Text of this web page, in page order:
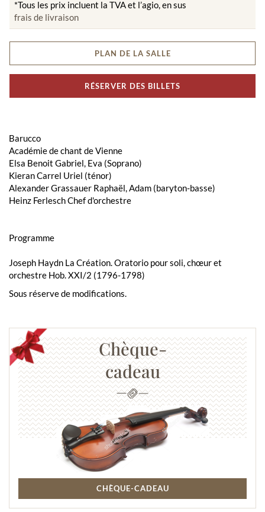
*Tous les prix incluent la TVA et l’agio, en sus
frais de livraison
PLAN DE LA SALLE
RÉSERVER DES BILLETS
Barucco
Académie de chant de Vienne
Elsa Benoit Gabriel, Eva (Soprano)
Kieran Carrel Uriel (ténor)
Alexander Grassauer Raphaël, Adam (baryton-basse)
Heinz Ferlesch Chef d'orchestre
Programme
Joseph Haydn La Création. Oratorio pour soli, chœur et
orchestre Hob. XXI/2 (1796-1798)
Sous réserve de modifications.
Chèque-
cadeau
CHÈQUE-CADEAU